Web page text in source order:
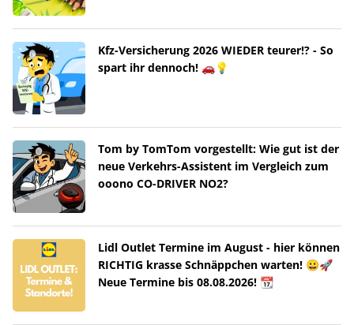
Kfz-Versicherung 2026 WIEDER teurer!? - So
spart ihr dennoch! 🚗💡
Tom by TomTom vorgestellt: Wie gut ist der
neue Verkehrs-Assistent im Vergleich zum
ooono CO-DRIVER NO2?
Lidl Outlet Termine im August - hier können
RICHTIG krasse Schnäppchen warten! 😀🚀
Neue Termine bis 08.08.2026! 📆